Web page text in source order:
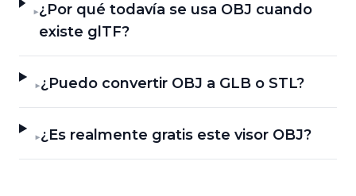
▶¿Por qué todavía se usa OBJ cuando
existe glTF?
▶¿Puedo convertir OBJ a GLB o STL?
▶¿Es realmente gratis este visor OBJ?